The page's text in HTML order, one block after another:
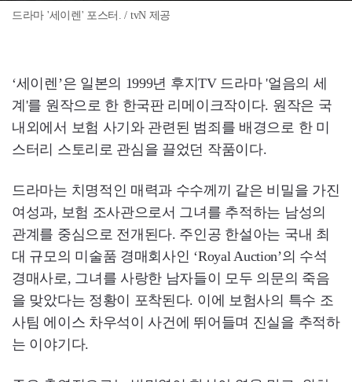
드라마 '세이렌' 포스터. / tvN 제공
‘세이렌’은 일본의 1999년 후지TV 드라마 '얼음의 세
계'를 원작으로 한 한국판 리메이크작이다. 원작은 국
내외에서 보험 사기와 관련된 범죄를 배경으로 한 미
스터리 스토리로 관심을 끌었던 작품이다.
드라마는 치명적인 매력과 수수께끼 같은 비밀을 가진
여성과, 보험 조사관으로서 그녀를 추적하는 남성의
관계를 중심으로 전개된다. 주인공 한설아는 국내 최
대 규모의 미술품 경매회사인 ‘Royal Auction’의 수석
경매사로, 그녀를 사랑한 남자들이 모두 의문의 죽음
을 맞았다는 정황이 포착된다. 이에 보험사의 특수 조
사팀 에이스 차우석이 사건에 뛰어들며 진실을 추적하
는 이야기다.